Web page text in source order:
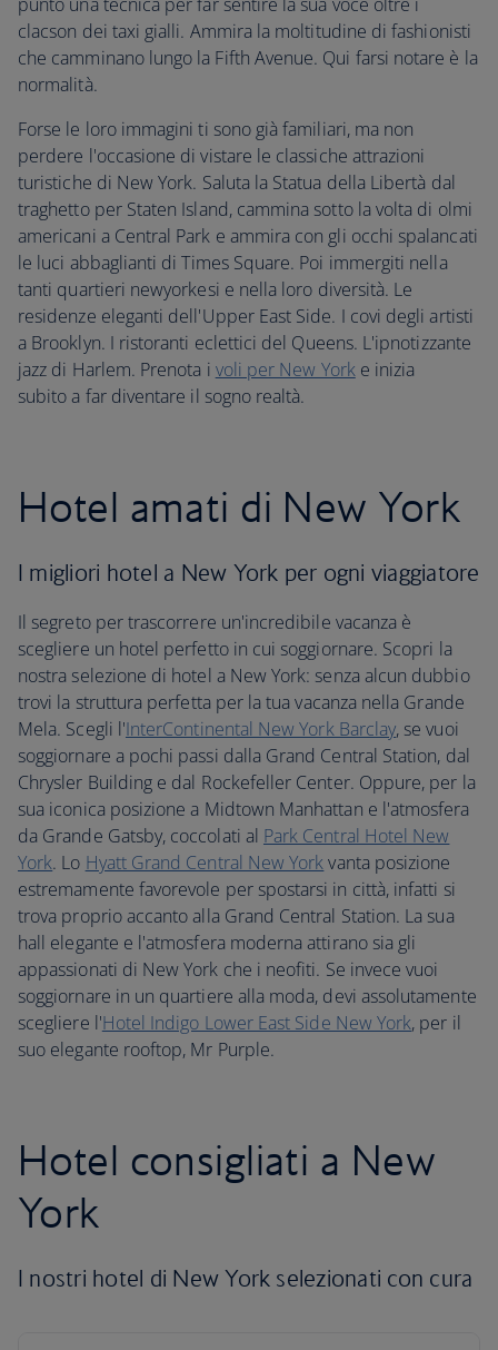
clacson dei taxi gialli. Ammira la moltitudine di fashionisti
che camminano lungo la Fifth Avenue. Qui farsi notare è la
normalità.
Forse le loro immagini ti sono già familiari, ma non
perdere l'occasione di vistare le classiche attrazioni
turistiche di New York. Saluta la Statua della Libertà dal
traghetto per Staten Island, cammina sotto la volta di olmi
americani a Central Park e ammira con gli occhi spalancati
le luci abbaglianti di Times Square. Poi immergiti nella
tanti quartieri newyorkesi e nella loro diversità. Le
residenze eleganti dell'Upper East Side. I covi degli artisti
a Brooklyn. I ristoranti eclettici del Queens. L'ipnotizzante
jazz di Harlem. Prenota i voli per New Yorke inizia
subito a far diventare il sogno realtà.
Hotel amati di New York
I migliori hotel a New York per ogni viaggiatore
Il segreto per trascorrere un'incredibile vacanza è
scegliere un hotel perfetto in cui soggiornare. Scopri la
nostra selezione di hotel a New York: senza alcun dubbio
trovi la struttura perfetta per la tua vacanza nella Grande
Mela. Scegli l'InterContinental New York Barclay, se vuoi
soggiornare a pochi passi dalla Grand Central Station, dal
Chrysler Building e dal Rockefeller Center. Oppure, per la
sua iconica posizione a Midtown Manhattan e l'atmosfera
da Grande Gatsby, coccolati al Park Central Hotel New
York. Lo Hyatt Grand Central New Yorkvanta posizione
estremamente favorevole per spostarsi in città, infatti si
trova proprio accanto alla Grand Central Station. La sua
hall elegante e l'atmosfera moderna attirano sia gli
appassionati di New York che i neofiti. Se invece vuoi
soggiornare in un quartiere alla moda, devi assolutamente
scegliere l'Hotel Indigo Lower East Side New York, per il
suo elegante rooftop, Mr Purple.
Hotel consigliati a New
York
I nostri hotel di New York selezionati con cura